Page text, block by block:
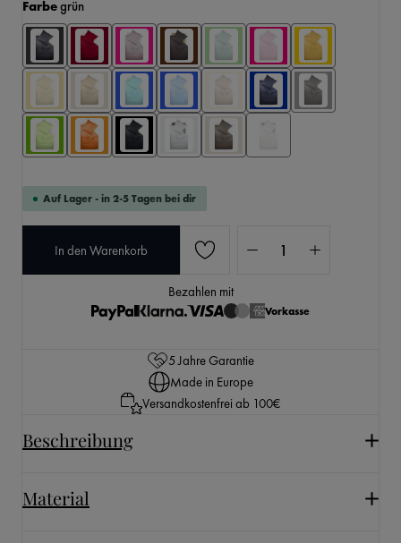
Farbeauswählen
grün
Auf Lager - in 2-5 Tagen bei dir
In den Warenkorb
Bezahlen mit
Vorkasse
5 Jahre Garantie
Made in Europe
Versandkostenfrei ab 100€
Beschreibung
Material